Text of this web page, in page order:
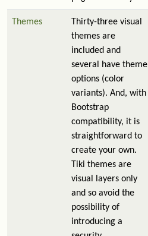
Themes
Thirty-three visual
themes are
included and
several have theme
options (color
variants). And, with
Bootstrap
compatibility, it is
straightforward to
create your own.
Tiki themes are
visual layers only
and so avoid the
possibility of
introducing a